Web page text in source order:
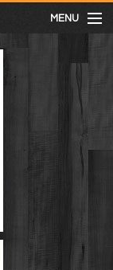
MENU